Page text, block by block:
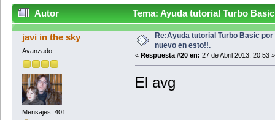
Autor
Tema: Ayuda tutorial Turbo
veces)
javi in the sky
Avanzado
Mensajes: 401
Re:Ayuda tutorial Turbo Basic
nuevo en esto!!.
« Respuesta #20 en: 27 de Abril 2013, 20:53 »
El avg